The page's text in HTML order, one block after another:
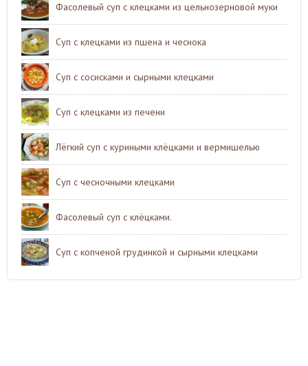
Фасолевый суп с клецками из цельнозерновой муки
Суп с клецками из пшена и чеснока
Суп с сосисками и сырными клецками
Суп с клецками из печени
Лёгкий суп с куриными клёцками и вермишелью
Суп с чесночными клецками
Фасолевый суп с клёцками.
Суп с копченой грудинкой и сырными клецками